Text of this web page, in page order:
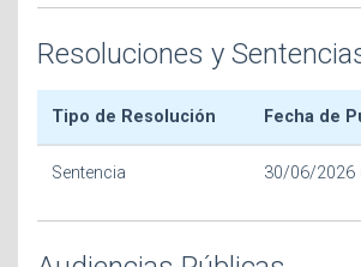
Resoluciones y
Tipo de Resolución Fecha de
Sentencia 30/06/2026